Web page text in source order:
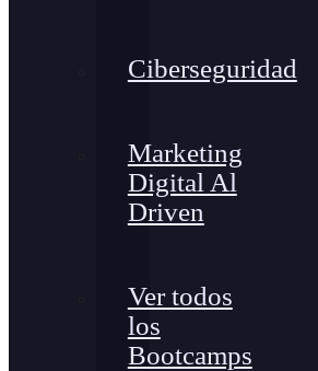
Ciberseguridad
Marketing
Digital Al
Driven
Ver todos
los
Bootcamps